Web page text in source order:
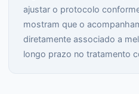
ajustar o protocolo
mostram que o
diretamente associado a
longo prazo no tratamento